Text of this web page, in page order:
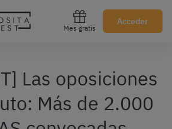
Mes gratis
Acceder
Regístrate gratis
Las oposiciones
Más de 2.000